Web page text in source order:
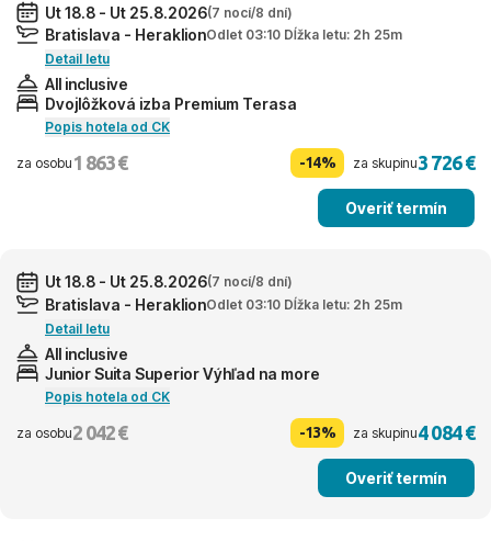
Ut 18.8 - Ut 25.8.2026(7 nocí/8 dní)
Bratislava - HeraklionOdlet 03:10 Dĺžka letu: 2h 25m
Detail letu
All inclusive
Dvojlôžková izba Premium Terasa
Popis hotela od CK
za osobu 1 863 € -14% za skupinu3 726 €
Overiť termín
Ut 18.8 - Ut 25.8.2026(7 nocí/8 dní)
Bratislava - HeraklionOdlet 03:10 Dĺžka letu: 2h 25m
Detail letu
All inclusive
Junior Suita Superior Výhľad na more
Popis hotela od CK
za osobu2 042 € -13% za skupinu4 084 €
Overiť termín